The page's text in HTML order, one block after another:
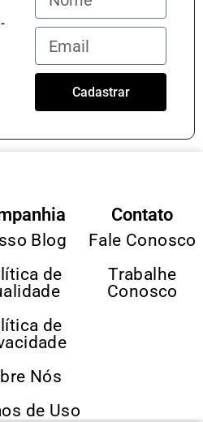
Cadastrar
Blog
de
de
Nós
de Uso
Contato
Fale Conosco
Trabalhe
Conosco